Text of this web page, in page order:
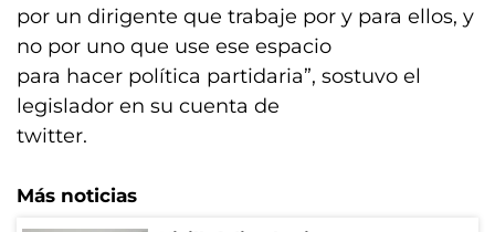
por un dirigente que trabaje por y para ellos, y
no por uno que use ese espacio
para hacer política partidaria”, sostuvo el
legislador en su cuenta de
twitter.
Más noticias